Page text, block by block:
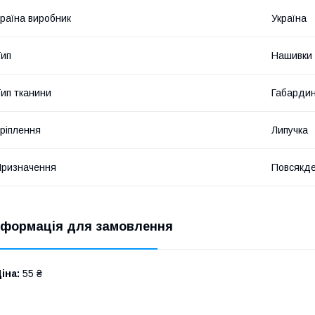
виробник Україна
Нашивки
тканини Габардин
Липучка
для замовлення
55 ₴